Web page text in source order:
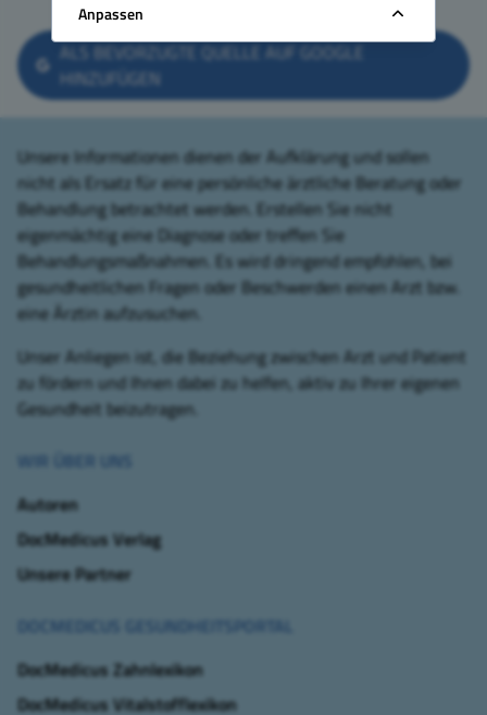
TEILEN
ZURÜCK
ALS BEVORZUGTE QUELLE AUF GOOGLE
HINZUFÜGEN
Unsere Informationen dienen der Aufklärung und sollen
nicht als Ersatz für eine persönliche ärztliche Beratung oder
Behandlung betrachtet werden. Erstellen Sie nicht
eigenmächtig eine Diagnose oder treffen Sie
Behandlungsmaßnahmen. Es wird dringend empfohlen, bei
gesundheitlichen Fragen oder Beschwerden einen Arzt bzw.
eine Ärztin aufzusuchen.
Unser Anliegen ist, die Beziehung zwischen Arzt und Patient
zu fördern und Ihnen dabei zu helfen, aktiv zu Ihrer eigenen
Gesundheit beizutragen.
WIR ÜBER UNS
Autoren
DocMedicus Verlag
Unsere Partner
DOCMEDICUS GESUNDHEITSPORTAL
DocMedicus Zahnlexikon
DocMedicus Vitalstofflexikon
Anpassen